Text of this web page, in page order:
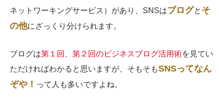
ネットワーキングサービス）があり、SNSはブログと そ
の他にざっくり分けられます。
ブログは第１回、第２回のビジネスブログ活用術を見てい
ただければわかると思いますが、そもそもSNSってなん
ぞや！ って人も多いですよね。